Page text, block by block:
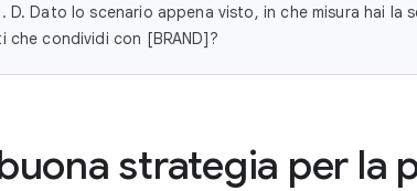
D. Dato lo scenario appena visto, in che misura hai la
condividi con [BRAND]?
strategia per la